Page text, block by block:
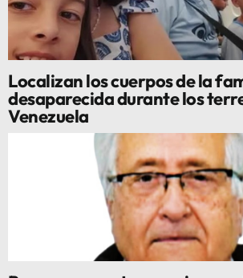
Localizan los cuerpos de la
desaparecida durante los
Venezuela